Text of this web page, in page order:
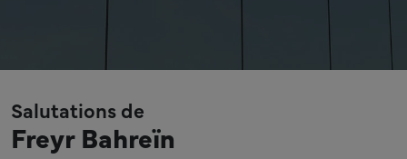
Salutations de
Freyr Bahreïn